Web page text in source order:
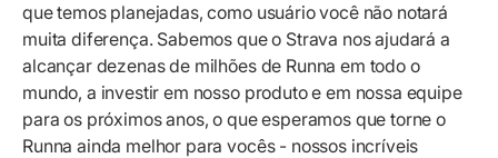
que temos planejadas, como usuário você não notará
muita diferença. Sabemos que o Strava nos ajudará a
alcançar dezenas de milhões de Runna em todo o
mundo, a investir em nosso produto e em nossa equipe
para os próximos anos, o que esperamos que torne o
Runna ainda melhor para vocês - nossos incríveis